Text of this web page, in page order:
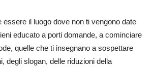
essere il luogo dove non ti vengono date
educato a porti domande, a cominciare
quelle che ti insegnano a sospettare
degli slogan, delle riduzioni della